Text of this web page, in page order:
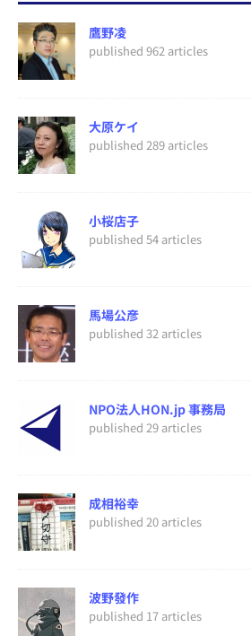
鷹野凌
published 962 articles
大原ケイ
published 289 articles
小桜店子
published 54 articles
馬場公彦
published 32 articles
NPO法人HON.jp 事務局
published 29 articles
成相裕幸
published 20 articles
波野發作
published 17 articles